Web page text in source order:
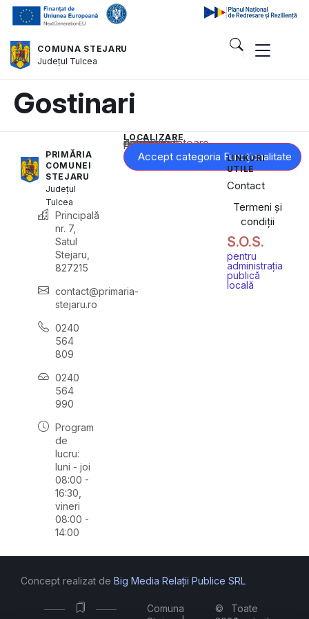
COMUNA STEJARU
Județul Tulcea
Gostinari
PRIMĂRIA
COMUNEI
STEJARU
Județul
Tulcea
Principală
nr. 7,
Satul
Stejaru,
827215
contact@primaria-
stejaru.ro
0240
564
809
0240
564
990
Program
de
lucru:
luni - joi
08:00 -
16:30,
vineri
08:00 -
14:00
LOCALIZARE
Acest conținut este blocat până când acceptați categoria corespunzătoare de cookie-uri.
Accept categoria Funcționalitate
LINKURI
UTILE
Contact
Termeni și
condiții
S.O.S.
pentru
administrația
publică
locală
Comuna
©
Toate
Concept realizat de Big Media Relații Publice SRL